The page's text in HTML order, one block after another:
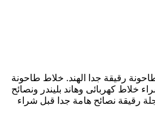
رقيقة جدا الهند. خلاط طاحونة
خلاط كهربائى وهاند بليندر ونصائح
رقيقة نصائح هامة جدا قبل شراء